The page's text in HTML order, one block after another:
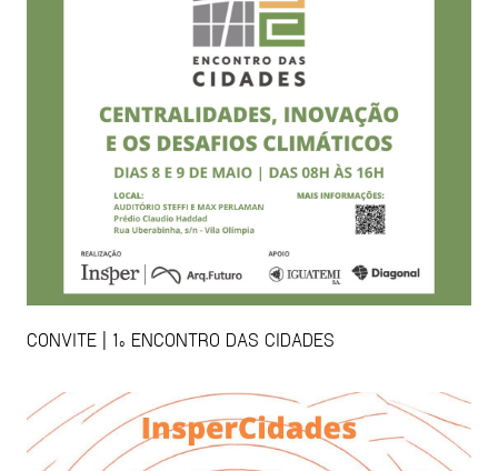
CONVITE | 1º ENCONTRO DAS CIDADES